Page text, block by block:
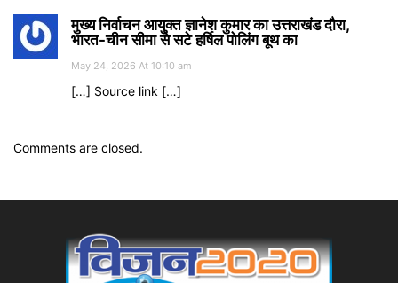
मुख्य निर्वाचन आयुक्त ज्ञानेश कुमार का उत्तराखंड दौरा,
भारत-चीन सीमा से सटे हर्षिल पोलिंग बूथ का
May 24, 2026 At 10:10 am
[…] Source link […]
Comments are closed.